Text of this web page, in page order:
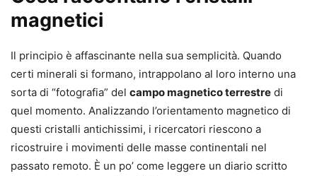
magnetici
Il principio è affascinante nella sua semplicità. Quando
certi minerali si formano, intrappolano al loro interno una
sorta di “fotografia” del campo magnetico terrestre di
quel momento. Analizzando l’orientamento magnetico di
questi cristalli antichissimi, i ricercatori riescono a
ricostruire i movimenti delle masse continentali nel
passato remoto. È un po’ come leggere un diario scritto